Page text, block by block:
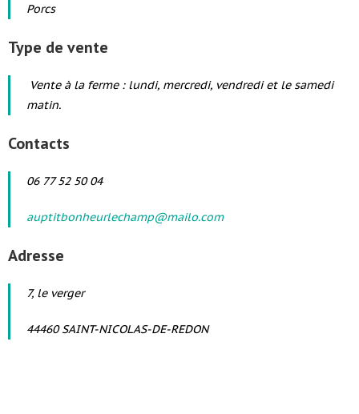
Porcs
Type de vente
Vente à la ferme : lundi, mercredi, vendredi et le samedi
matin.
Contacts
06 77 52 50 04
auptitbonheurlechamp@mailo.com
Adresse
7, le verger
44460 SAINT-NICOLAS-DE-REDON